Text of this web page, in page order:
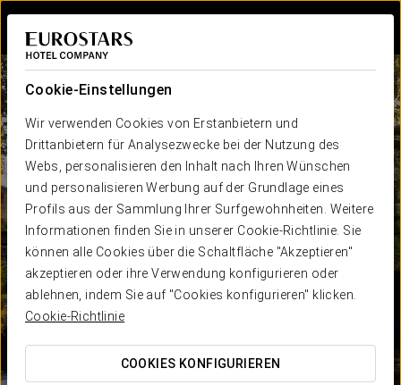
Cookie-Einstellungen
Wir verwenden Cookies von Erstanbietern und
Drittanbietern für Analysezwecke bei der Nutzung des
Webs, personalisieren den Inhalt nach Ihren Wünschen
und personalisieren Werbung auf der Grundlage eines
Profils aus der Sammlung Ihrer Surfgewohnheiten. Weitere
Informationen finden Sie in unserer Cookie-Richtlinie. Sie
können alle Cookies über die Schaltfläche "Akzeptieren"
akzeptieren oder ihre Verwendung konfigurieren oder
ablehnen, indem Sie auf "Cookies konfigurieren" klicken.
Cookie-Richtlinie
COOKIES KONFIGURIEREN